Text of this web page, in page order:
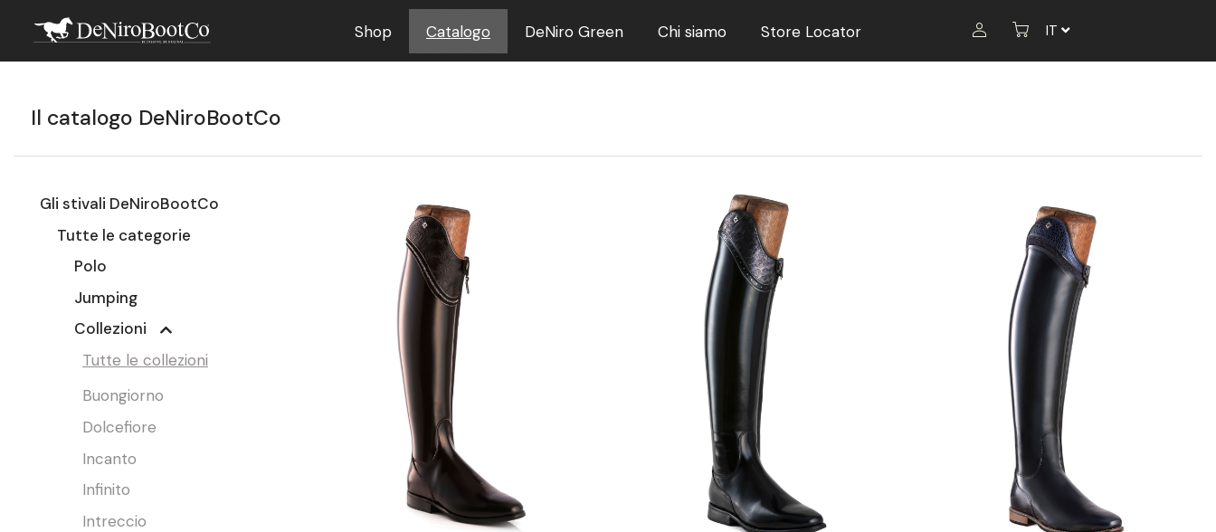
Shop Catalogo DeNiro Green Chi siamo Store Locator IT
Il catalogo DeNiroBootCo
Gli stivali DeNiroBootCo
Tutte le categorie
Polo
Jumping
Collezioni
Tutte le collezioni
Buongiorno
Dolcefiore
Incanto
Infinito
Intreccio